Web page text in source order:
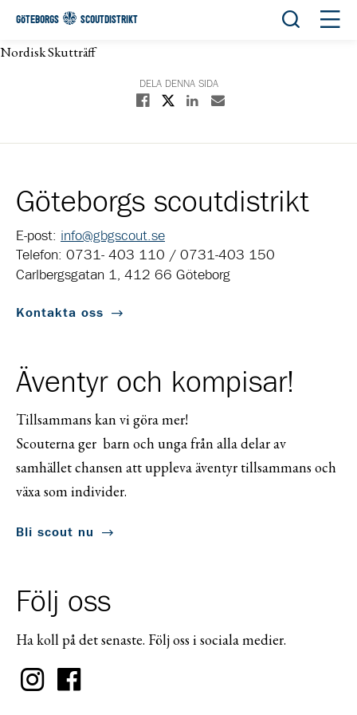
GÖTEBORGS SCOUTDISTRIKT Öppna
Nordisk Skutträff
DELA DENNA SIDA
Dela på Facebook
Dela på XDela på Linkedin
Dela med E-post
Göteborgs scoutdistrikt
E-post: info@gbgscout.se
Telefon: 0731- 403 110 / 0731-403 150
Carlbergsgatan 1, 412 66 Göteborg
Kontakta oss
Äventyr och kompisar!
Tillsammans kan vi göra mer!
Scouterna ger barn och unga från alla delar av
samhället chansen att uppleva äventyr tillsammans och
växa som individer.
Bli scout nu
Följ oss
Ha koll på det senaste. Följ oss i sociala medier.